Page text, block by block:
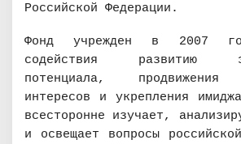
Российской Федерации.
Фонд учрежден в 2007
содействия развитию
потенциала, продвижения
интересов и укрепления
всесторонне изучает,
и освещает вопросы